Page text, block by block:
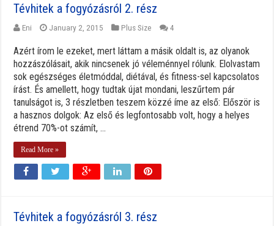
Tévhitek a fogyózásról 2. rész
Eni January 2, 2015 Plus Size 4
Azért írom le ezeket, mert láttam a másik oldalt is, az olyanok
hozzászólásait, akik nincsenek jó véleménnyel rólunk. Elolvastam
sok egészséges életmóddal, diétával, és fitness-sel kapcsolatos
írást. És amellett, hogy tudtak újat mondani, leszűrtem pár
tanulságot is, 3 részletben teszem közzé íme az első: Először is
a hasznos dolgok: Az első és legfontosabb volt, hogy a helyes
étrend 70%-ot számít, ...
Read More »
Tévhitek a fogyózásról 3. rész